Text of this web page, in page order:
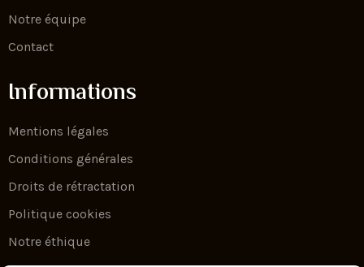
Notre équipe
Contact
Informations
Mentions légales
Conditions générales
Droits de rétractation
Politique cookies
Notre éthique